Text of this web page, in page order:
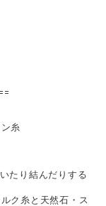
糸
たり結んだりする
ク糸と天然石・ス